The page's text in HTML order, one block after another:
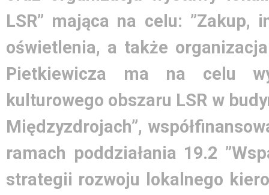
LSR” mająca na celu: ”Zakup,
oświetlenia, a także
Pietkiewicza ma na celu
kulturowego obszaru LSR w
Międzyzdrojach”,
ramach poddziałania 19.2
strategii rozwoju lokalnego